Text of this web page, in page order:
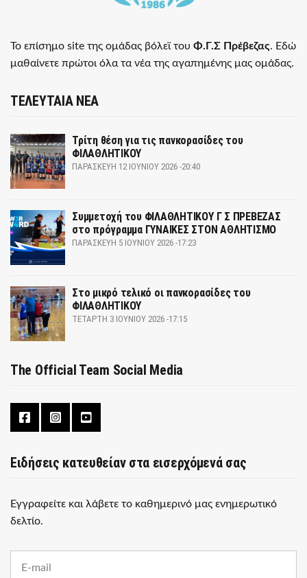
Το επίσημο site της ομάδας βόλεϊ του Φ.Γ.Σ Πρέβεζας. Εδώ
μαθαίνετε πρώτοι όλα τα νέα της αγαπημένης μας ομάδας.
ΤΕΛΕΥΤΑΙΑ ΝΕΑ
Τρίτη θέση για τις πανκορασίδες του
ΦΙΛΑΘΛΗΤΙΚΟΥ
ΠΑΡΑΣΚΕΥΉ 12 ΙΟΥΝΊΟΥ 2026 -20:40
Συμμετοχή του ΦΙΛΑΘΛΗΤΙΚΟΥ Γ Σ ΠΡΕΒΕΖΑΣ
στο πρόγραμμα ΓΥΝΑΙΚΕΣ ΣΤΟΝ ΑΘΛΗΤΙΣΜΟ
ΠΑΡΑΣΚΕΥΉ 5 ΙΟΥΝΊΟΥ 2026 -17:23
Στο μικρό τελικό οι πανκορασίδες του
ΦΙΛΑΘΛΗΤΙΚΟΥ
ΤΕΤΆΡΤΗ 3 ΙΟΥΝΊΟΥ 2026 -17:15
The Official Team Social Media
Ειδήσεις κατευθείαν στα εισερχόμενά σας
Εγγραφείτε και λάβετε το καθημερινό μας ενημερωτικό
δελτίο.